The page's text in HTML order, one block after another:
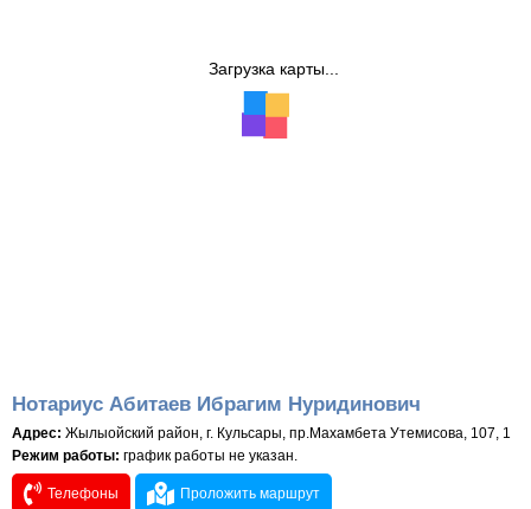
Загрузка карты...
Нотариус Абитаев Ибрагим Нуридинович
Адрес: Жылыойский район, г. Кульсары, пр.Махамбета Утемисова, 107, 1
Режим работы: график работы не указан.
Телефоны Проложить маршрут